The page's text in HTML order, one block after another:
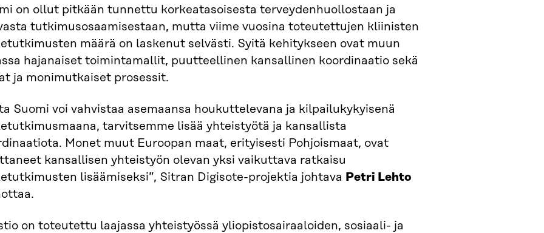
on ollut pitkään tunnettu korkeatasoisesta terveydenhuollostaan ja
tutkimusosaamisestaan, mutta viime vuosina toteutettujen kliinisten
määrä on laskenut selvästi. Syitä kehitykseen ovat muun
hajanaiset toimintamallit, puutteellinen kansallinen koordinaatio sekä
ja monimutkaiset prosessit.
Suomi voi vahvistaa asemaansa houkuttelevana ja kilpailukykyisenä
tarvitsemme lisää yhteistyötä ja kansallista
Monet muut Euroopan maat, erityisesti Pohjoismaat, ovat
kansallisen yhteistyön olevan yksi vaikuttava ratkaisu
lisäämiseksi”, Sitran Digisote-projektia johtava Petri Lehto
on toteutettu laajassa yhteistyössä yliopistosairaaloiden, sosiaali- ja